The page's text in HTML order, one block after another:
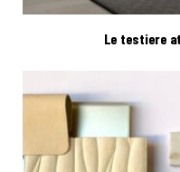
Le testiere